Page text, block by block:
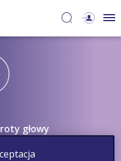
głowy